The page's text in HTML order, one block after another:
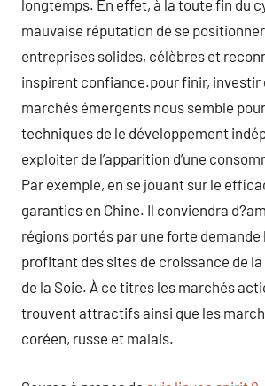
longtemps. En effet, à la toute fin du
mauvaise réputation de se
entreprises solides, célèbres et
inspirent confiance.pour finir, investir
marchés émergents nous semble
techniques de le développement
exploiter de l’apparition d’une
Par exemple, en se jouant sur le
garanties en Chine. Il conviendra
régions portés par une forte demande
profitant des sites de croissance de
de la Soie. À ce titres les marchés
trouvent attractifs ainsi que les
coréen, russe et malais.